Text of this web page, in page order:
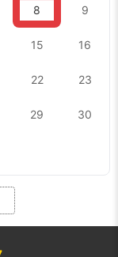
8 9
15 16
22 23
29 30